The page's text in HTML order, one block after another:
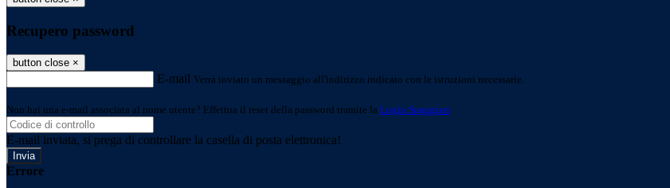
Recupero password
button close ×
E-mail Verrà inviato un messaggio all'indirizzo indicato con le istruzioni necessarie.
Non hai una e-mail associata al nome utente? Effettua il reset della password tramite la Login Spaggiari
E-mail inviata, si prega di controllare la casella di posta elettronica!
Errore